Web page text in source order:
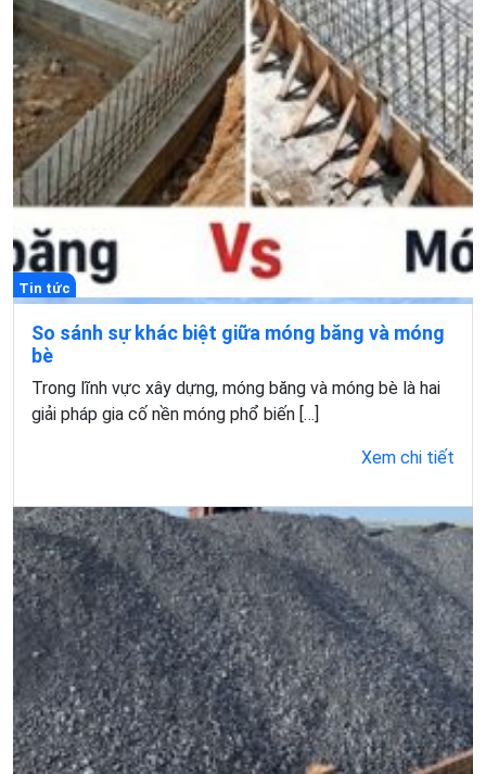
Tin tức
So sánh sự khác biệt giữa móng băng và móng
bè
Trong lĩnh vực xây dựng, móng băng và móng bè là hai
giải pháp gia cố nền móng phổ biến […]
Xem chi tiết